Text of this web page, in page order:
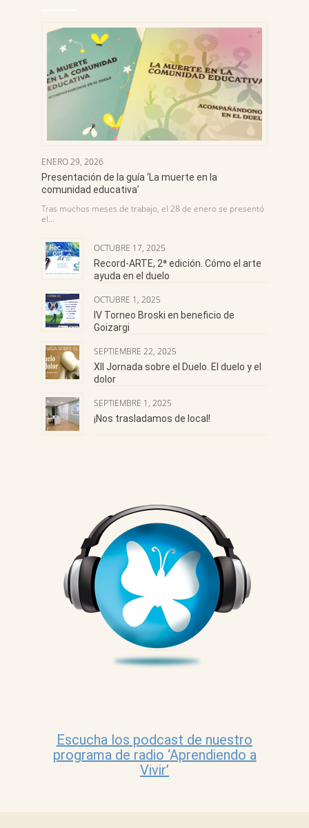
ENERO 29, 2026
Presentación de la guía ‘La muerte en la
comunidad educativa’
Tras muchos meses de trabajo, el 28 de enero se presentó
el…
OCTUBRE 17, 2025
Record-ARTE, 2ª edición. Cómo el arte
ayuda en el duelo
OCTUBRE 1, 2025
IV Torneo Broski en beneficio de
Goizargi
SEPTIEMBRE 22, 2025
XII Jornada sobre el Duelo. El duelo y el
dolor
SEPTIEMBRE 1, 2025
¡Nos trasladamos de local!
Escucha los podcast de nuestro
programa de radio ‘Aprendiendo a
Vivir’